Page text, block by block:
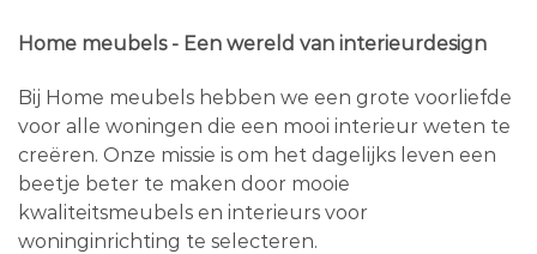
Home meubels - Een wereld van interieurdesign
Bij Home meubels hebben we een grote voorliefde
voor alle woningen die een mooi interieur weten te
creëren. Onze missie is om het dagelijks leven een
beetje beter te maken door mooie
kwaliteitsmeubels en interieurs voor
woninginrichting te selecteren.